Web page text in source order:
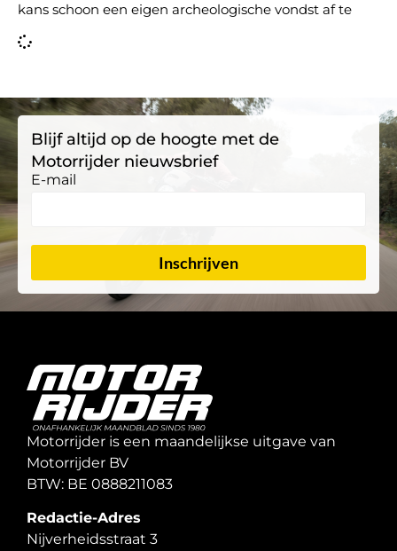
kans schoon een eigen archeologische vondst af te
Blijf altijd op de hoogte met de
Motorrijder nieuwsbrief
E-mail
Inschrijven
Motorrijder is een maandelijkse uitgave van
Motorrijder BV
BTW: BE 0888211083
Redactie-Adres
Nijverheidsstraat 3